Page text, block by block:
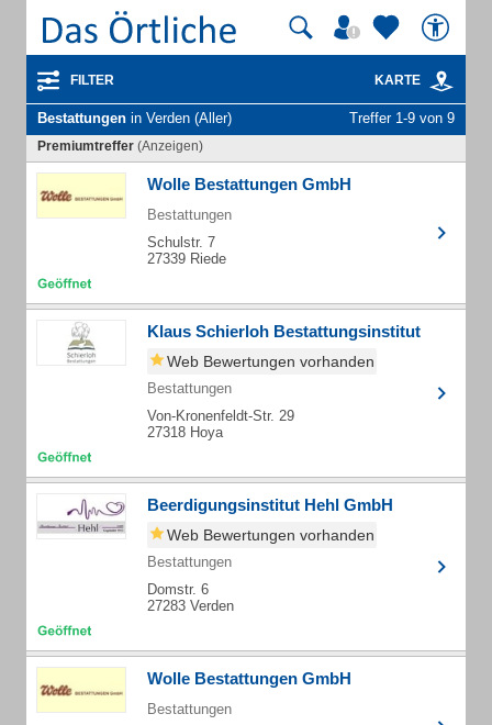
FILTER KARTE
Bestattungen in Verden (Aller) Treffer 1-9 von 9
Premiumtreffer (Anzeigen)
Wolle Bestattungen GmbH
Bestattungen
Schulstr. 7
27339 Riede
Klaus Schierloh Bestattungsinstitut
Web Bewertungen vorhanden
Bestattungen
Von-Kronenfeldt-Str. 29
27318 Hoya
Beerdigungsinstitut Hehl GmbH
Web Bewertungen vorhanden
Bestattungen
Domstr. 6
27283 Verden
Wolle Bestattungen GmbH
Bestattungen